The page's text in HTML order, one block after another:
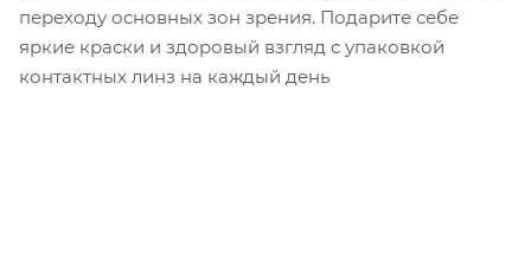
переходу основных зон зрения. Подарите себе
яркие краски и здоровый взгляд с упаковкой
контактных линз на каждый день